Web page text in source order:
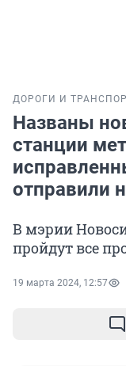
ДОРОГИ И
Названы
станции
отправили
В мэрии
пройдут все
19 марта 2024, 12:57